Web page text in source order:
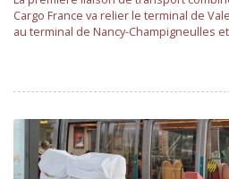
Cargo France va relier le terminal de
au terminal de Nancy-Champigneulles